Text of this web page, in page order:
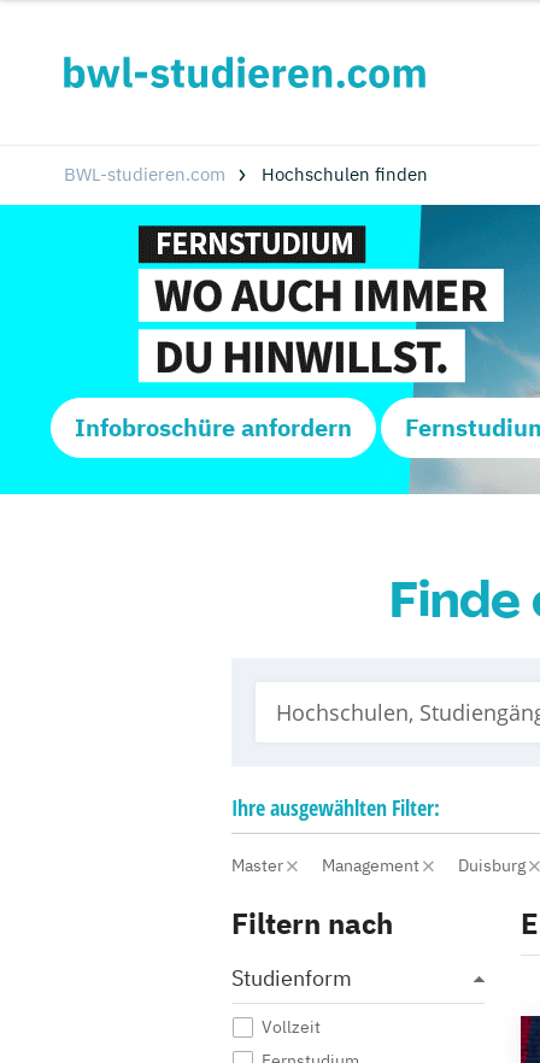
BWL-studieren.com Hochschulen finden
Infobroschüre anfordern
Ihreausgewählten Filter:
Master Management Duisburg
Filtern nach
Studienform
Vollzeit